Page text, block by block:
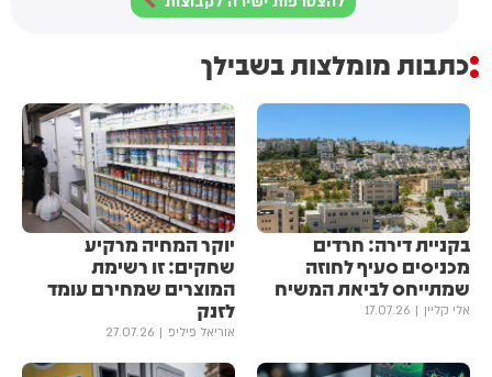
כתבות מומלצות בשבילך
בקניית דירה: חרדים
מכניסים סעיף לחוזה
שמתייחס לביאת המשיח
אלי קליין 17.07.26
יוקר המחיה מרקיע
שחקים: זו רשימת
המוצרים שמחירם עומד
לזנק
אוריאל פיליפ 27.07.26